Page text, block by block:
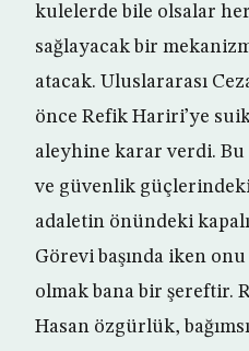
kulelerde bile olsalar
sağlayacak bir
atacak. Uluslararası
önce Refik Hariri’ye
aleyhine karar verdi. Bu
ve güvenlik güçlerindeki
adaletin önündeki kapalı
Görevi başında iken
olmak bana bir şereftir.
Hasan özgürlük,